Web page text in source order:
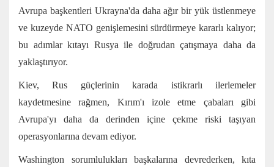
Avrupa başkentleri Ukrayna'da daha ağır bir yük üstlenmeye
ve kuzeyde NATO genişlemesinisürdürmeye kararlı kalıyor;
bu adımlar kıtayı Rusya ile doğrudan çatışmaya daha da
yaklaştırıyor.
Kiev, Rus güçlerinin karada istikrarlı ilerlemeler
kaydetmesine rağmen, Kırım'ı izole etme çabaları gibi
Avrupa'yı daha da derinden içine çekme riski taşıyan
operasyonlarına devam ediyor.
Washington sorumlulukları başkalarına devrederken, kıta